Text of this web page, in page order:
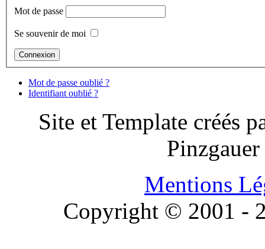
Mot de passe
Se souvenir de moi
Mot de passe oublié ?
Identifiant oublié ?
Site et Template créés
Mentions
Copyright © 2001 -